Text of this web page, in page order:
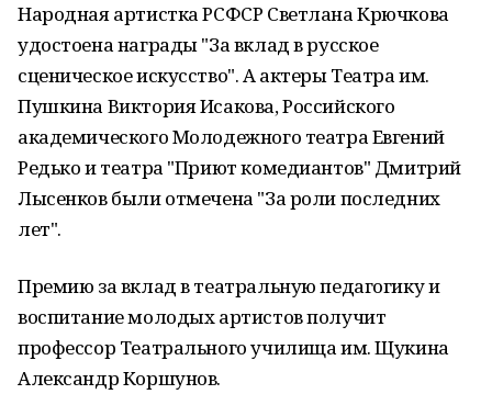
Народная артистка РСФСР Светлана Крючкова
удостоена награды "За вклад в русское
сценическое искусство". А актеры Театра им.
Пушкина Виктория Исакова, Российского
академического Молодежного театра Евгений
Редько и театра "Приют комедиантов" Дмитрий
Лысенков были отмечена "За роли последних
лет".
Премию за вклад в театральную педагогику и
воспитание молодых артистов получит
профессор Театрального училища им. Щукина
Александр Коршунов.